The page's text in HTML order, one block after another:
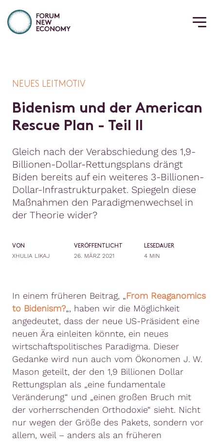
NEUES LEITMOTIV
Bidenism und der American
Rescue Plan - Teil II
Gleich nach der Verabschiedung des 1,9-
Billionen-Dollar-Rettungsplans drängt
Biden bereits auf ein weiteres 3-Billionen-
Dollar-Infrastrukturpaket. Spiegeln diese
Maßnahmen den Paradigmenwechsel in
der Theorie wider?
VON
XHULIA LIKAJ
VERÖFFENTLICHT
26. MÄRZ 2021
LESEDAUER
4 MIN
In einem früheren Beitrag, „From Reaganomics
to Bidenism?„, haben wir die Möglichkeit
angedeutet, dass der neue US-Präsident eine
neuen Ära einleiten könnte, ein neues
wirtschaftspolitisches Paradigma. Dieser
Gedanke wird nun auch vom Ökonomen J. W.
Mason geteilt, der den 1,9 Billionen Dollar
Rettungsplan als „eine fundamentale
Veränderung“ und „einen großen Bruch mit
der vorherrschenden Orthodoxie“ sieht. Nicht
nur wegen der Größe des Pakets, sondern vor
allem, weil – anders als an früheren